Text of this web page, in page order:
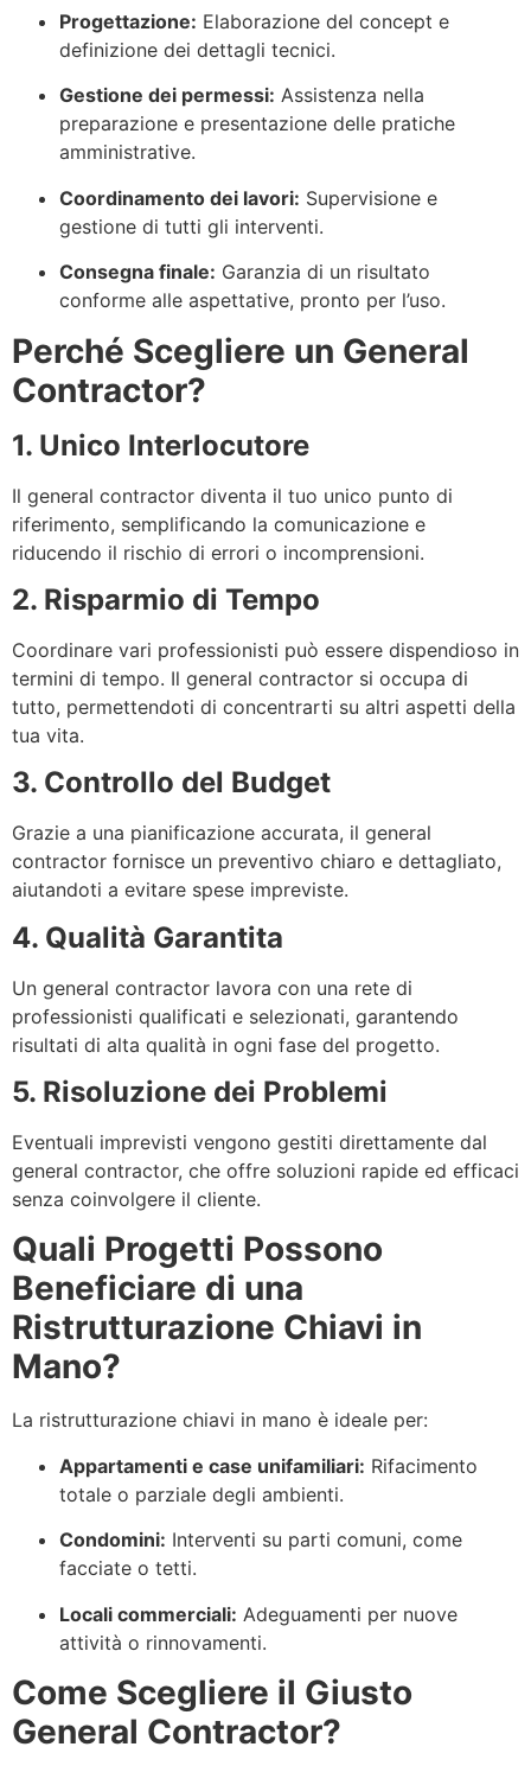
Progettazione: Elaborazione del concept e
definizione dei dettagli tecnici.
Gestione dei permessi: Assistenza nella
preparazione e presentazione delle pratiche
amministrative.
Coordinamento dei lavori: Supervisione e
gestione di tutti gli interventi.
Consegna finale: Garanzia di un risultato
conforme alle aspettative, pronto per l’uso.
Perché Scegliere un General
Contractor?
1. Unico Interlocutore
Il general contractor diventa il tuo unico punto di
riferimento, semplificando la comunicazione e
riducendo il rischio di errori o incomprensioni.
2. Risparmio di Tempo
Coordinare vari professionisti può essere dispendioso in
termini di tempo. Il general contractor si occupa di
tutto, permettendoti di concentrarti su altri aspetti della
tua vita.
3. Controllo del Budget
Grazie a una pianificazione accurata, il general
contractor fornisce un preventivo chiaro e dettagliato,
aiutandoti a evitare spese impreviste.
4. Qualità Garantita
Un general contractor lavora con una rete di
professionisti qualificati e selezionati, garantendo
risultati di alta qualità in ogni fase del progetto.
5. Risoluzione dei Problemi
Eventuali imprevisti vengono gestiti direttamente dal
general contractor, che offre soluzioni rapide ed efficaci
senza coinvolgere il cliente.
Quali Progetti Possono
Beneficiare di una
Ristrutturazione Chiavi in
Mano?
La ristrutturazione chiavi in mano è ideale per:
Appartamenti e case unifamiliari: Rifacimento
totale o parziale degli ambienti.
Condomini: Interventi su parti comuni, come
facciate o tetti.
Locali commerciali: Adeguamenti per nuove
attività o rinnovamenti.
Come Scegliere il Giusto
General Contractor?